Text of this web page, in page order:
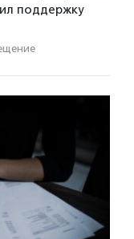
поддержку